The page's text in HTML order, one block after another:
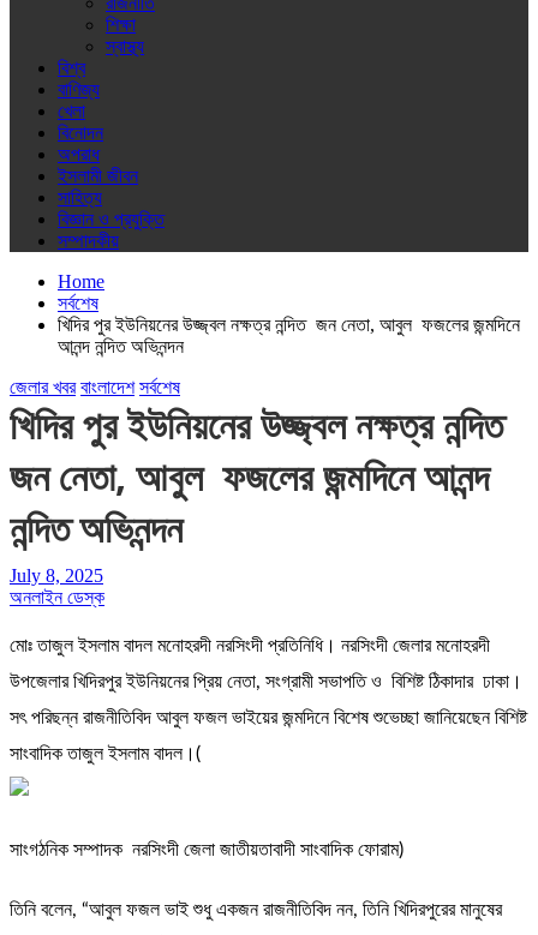
শিক্ষা
স্বাস্থ্য
বিশ্ব
বাণিজ্য
খেলা
বিনোদন
অপরাধ
ইসলামী জীবন
সাহিত্য
বিজ্ঞান ও প্রযুক্তি
সম্পাদকীয়
Home
সর্বশেষ
খিদির পুর ইউনিয়নের উজ্জ্বল নক্ষত্র নন্দিত জন নেতা, আবুল ফজলের জন্মদিনে
আনন্দ নন্দিত অভিনন্দন
জেলার খবর বাংলাদেশ সর্বশেষ
খিদির পুর ইউনিয়নের উজ্জ্বল নক্ষত্র নন্দিত
জন নেতা, আবুল ফজলের জন্মদিনে আনন্দ
নন্দিত অভিনন্দন
July 8, 2025
অনলাইন ডেস্ক
মোঃ তাজুল ইসলাম বাদল মনোহরদী নরসিংদী প্রতিনিধি। নরসিংদী জেলার মনোহরদী
উপজেলার খিদিরপুর ইউনিয়নের প্রিয় নেতা, সংগ্রামী সভাপতি ও বিশিষ্ট ঠিকাদার ঢাকা।
সৎ পরিছন্ন রাজনীতিবিদ আবুল ফজল ভাইয়ের জন্মদিনে বিশেষ শুভেচ্ছা জানিয়েছেন বিশিষ্ট
সাংবাদিক তাজুল ইসলাম বাদল।(
সাংগঠনিক সম্পাদক নরসিংদী জেলা জাতীয়তাবাদী সাংবাদিক ফোরাম)
তিনি বলেন, “আবুল ফজল ভাই শুধু একজন রাজনীতিবিদ নন, তিনি খিদিরপুরের মানুষের